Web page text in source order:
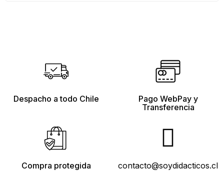
Despacho a todo Chile
Pago WebPay y
Transferencia
Compra protegida contacto@soydidacticos.cl